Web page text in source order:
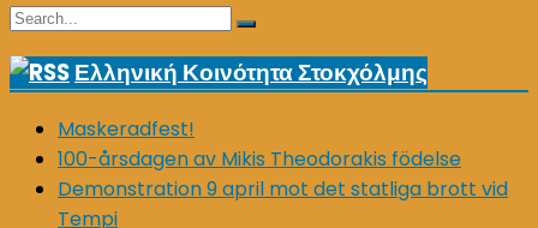
Search
Search
Ελληνική Κοινότητα Στοκχόλμης
Maskeradfest!
100-årsdagen av Mikis Theodorakis födelse
Demonstration 9 april mot det statliga brott vid
Tempi